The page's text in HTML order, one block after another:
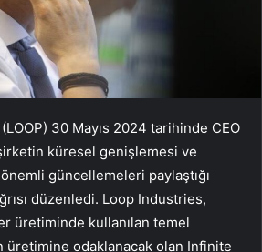
30 Mayıs 2024 tarihinde CEO
küresel genişlemesi ve
güncellemeleri paylaştığı
düzenledi. Loop Industries,
üretiminde kullanılan temel
üretimine odaklanacak olan Infinite